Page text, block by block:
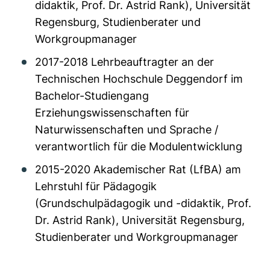
didaktik, Prof. Dr. Astrid Rank), Universität
Regensburg, Studienberater und
Workgroupmanager
2017-2018 Lehrbeauftragter an der
Technischen Hochschule Deggendorf im
Bachelor-Studiengang
Erziehungswissenschaften für
Naturwissenschaften und Sprache /
verantwortlich für die Modulentwicklung
2015-2020 Akademischer Rat (LfBA) am
Lehrstuhl für Pädagogik
(Grundschulpädagogik und -didaktik, Prof.
Dr. Astrid Rank), Universität Regensburg,
Studienberater und Workgroupmanager